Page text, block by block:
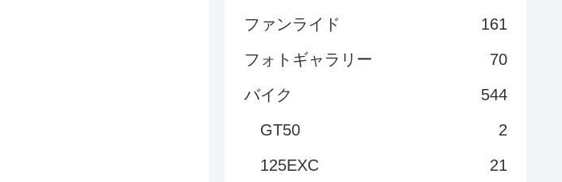
ファンライド
161
フォトギャラリー
70
バイク
544
GT50
2
125EXC
21